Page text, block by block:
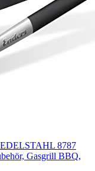
8787
Gasgrill BBQ,